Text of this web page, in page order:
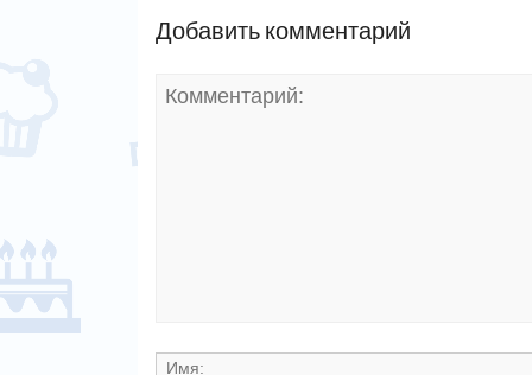
Добавить комментарий